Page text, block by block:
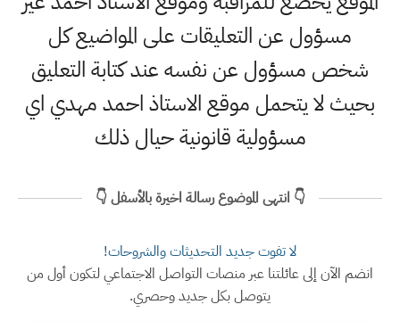
مسؤول عن التعليقات على المواضيع كل
شخص مسؤول عن نفسه عند كتابة التعليق
بحيث لا يتحمل موقع الاستاذ احمد مهدي اي
مسؤولية قانونية حيال ذلك
👇 انتهى الموضوع رسالة اخيرة بالأسفل 👇
لا تفوت جديد التحديثات والشروحات!
انضم الآن إلى عائلتنا عبر منصات التواصل الاجتماعي لتكون أول من
يتوصل بكل جديد وحصري.